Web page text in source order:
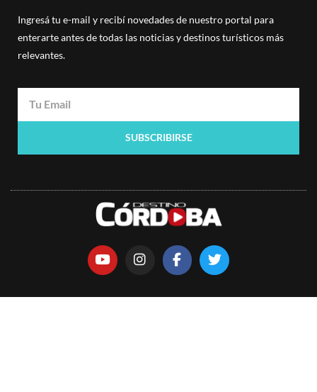
Ingresá tu e-mail y recibí novedades de nuestro portal para
enterarte antes de todas las noticias y destinos turísticos más
relevantes.
SUBSCRIBIRSE